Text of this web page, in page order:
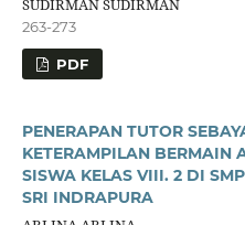
SUDIRMAN SUDIRMAN
263-273
PDF
PENERAPAN TUTOR
KETERAMPILAN BERMAIN
SISWA KELAS VIII. 2 DI
SRI INDRAPURA